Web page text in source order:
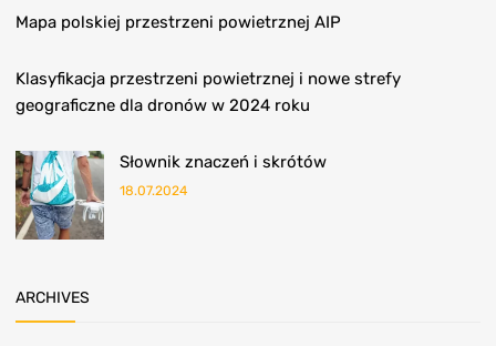
Mapa polskiej przestrzeni powietrznej AIP
Klasyfikacja przestrzeni powietrznej i nowe strefy
geograficzne dla dronów w 2024 roku
Słownik znaczeń i skrótów
18.07.2024
ARCHIVES